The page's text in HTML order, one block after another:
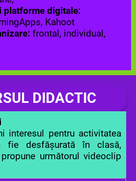
platforme digitale:
Kahoot
frontal, individual,
DIDACTIC
interesul pentru activitatea
fie desfășurată în clasă,
următorul videoclip